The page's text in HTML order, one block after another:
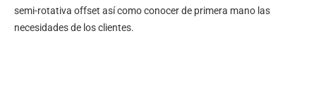
semi-rotativa offset así como conocer de primera mano las
necesidades de los clientes.